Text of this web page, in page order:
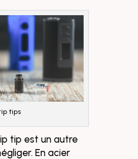
tips
tip est un autre
En acier